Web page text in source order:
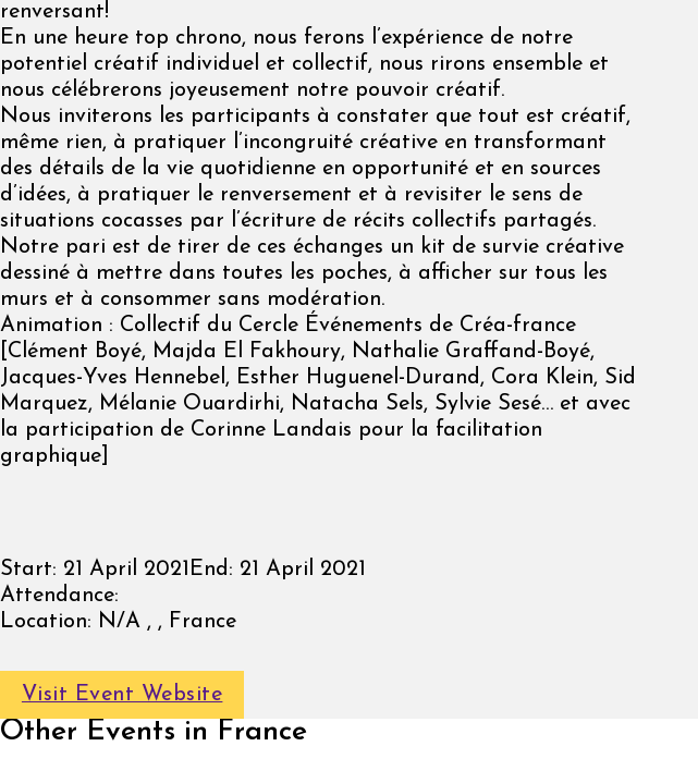
renversant!
En une heure top chrono, nous ferons l’expérience de notre
potentiel créatif individuel et collectif, nous rirons ensemble et
nous célébrerons joyeusement notre pouvoir créatif.
Nous inviterons les participants à constater que tout est créatif,
même rien, à pratiquer l’incongruité créative en transformant
des détails de la vie quotidienne en opportunité et en sources
d’idées, à pratiquer le renversement et à revisiter le sens de
situations cocasses par l’écriture de récits collectifs partagés.
Notre pari est de tirer de ces échanges un kit de survie créative
dessiné à mettre dans toutes les poches, à afficher sur tous les
murs et à consommer sans modération.
Animation : Collectif du Cercle Événements de Créa-france
[Clément Boyé, Majda El Fakhoury, Nathalie Graffand-Boyé,
Jacques-Yves Hennebel, Esther Huguenel-Durand, Cora Klein, Sid
Marquez, Mélanie Ouardirhi, Natacha Sels, Sylvie Sesé… et avec
la participation de Corinne Landais pour la facilitation
graphique]
Start: 21 April 2021 End: 21 April 2021
Attendance:
Location: N/A , , France
Visit Event Website
Other Events in France